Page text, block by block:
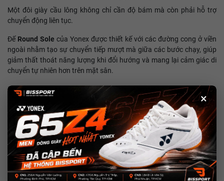
×
Một đôi giày cầu lông không chỉ cần độ bám mà còn phải hỗ trợ
chuyển động liên tục.
Đế Round Sole của Yonex được thiết kế với các đường cong ở viền
ngoài nhằm tạo sự chuyển tiếp mượt mà giữa các bước chạy, giúp
giảm thất thoát năng lượng khi đổi hướng và mang lại cảm giác di
chuyển tự nhiên hơn trên mặt sân.
Đây là công nghệ quen thuộc trên nhiều dòng giày cầu lông của
Yonex, góp phần cải thiện sự linh hoạt trong các tình huống thi đấu
tốc độ cao.
Endurance Rubber – Độ Bền Đáng Tin Cậy
Phần đế ngoài sử dụngEndurance Rubber, hợp chất cao su có khả
năng chống mài mòn tốt và tăng độ bám trên mặt sân trong nhà.
Không chỉ giúp người chơi tự tin hơn ở những pha bứt tốc hay đổi